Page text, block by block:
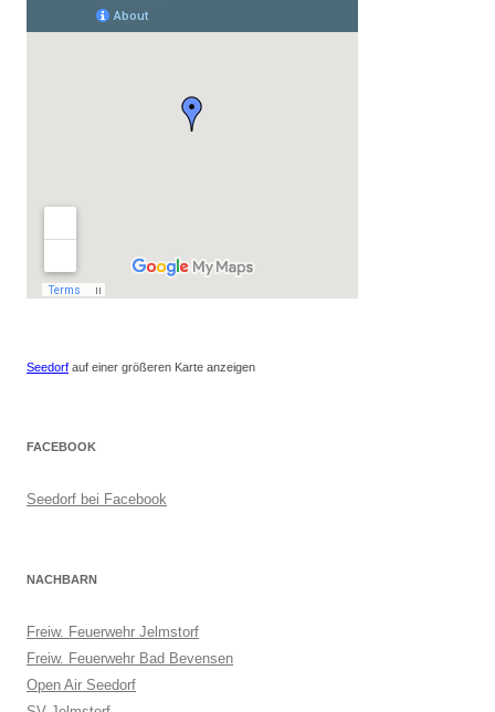
Seedorf auf einer größeren Karte anzeigen
FACEBOOK
Seedorf bei Facebook
NACHBARN
Freiw. Feuerwehr Jelmstorf
Freiw. Feuerwehr Bad Bevensen
Open Air Seedorf